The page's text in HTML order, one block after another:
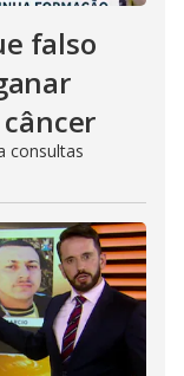
falso
consultas